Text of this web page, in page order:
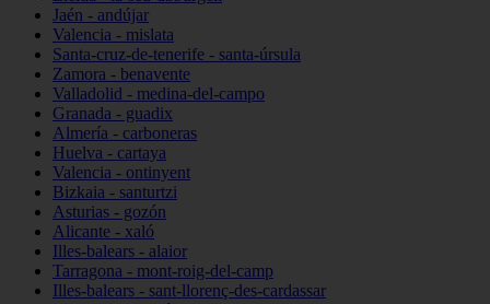
Jaén - andújar
Valencia - mislata
Santa-cruz-de-tenerife - santa-úrsula
Zamora - benavente
Valladolid - medina-del-campo
Granada - guadix
Almería - carboneras
Huelva - cartaya
Valencia - ontinyent
Bizkaia - santurtzi
Asturias - gozón
Alicante - xaló
Illes-balears - alaior
Tarragona - mont-roig-del-camp
Illes-balears - sant-llorenç-des-cardassar